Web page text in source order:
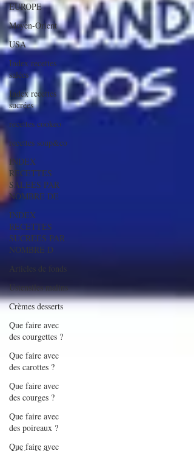
EUROPE
Moyen-Orient
USA
Index recettes
salées
Index recettes
sucrées
recettes cookeo
recettes soup&co
INDEX
RECETTES
SALEES PAR
NOMBRE DE
INDEX
RECETTES
SUCREES PAR
NOMBRE D
Articles de fonds
Ustensiles malins
Crèmes desserts
Que faire avec
des courgettes ?
Que faire avec
des carottes ?
Que faire avec
des courges ?
Que faire avec
des poireaux ?
Que faire avec